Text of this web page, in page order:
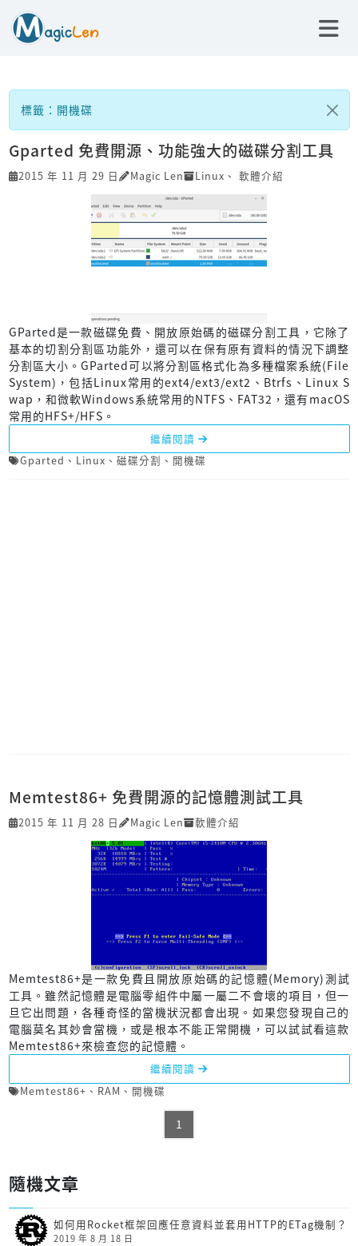
標籤：開機碟
Gparted 免費開源、功能強大的磁碟分割工具
2015 年 11 月 29 日 Magic Len Linux 、 軟體介紹
GParted是一款磁碟免費、開放原始碼的磁碟分割工具，它除了
基本的切割分割區功能外，還可以在保有原有資料的情況下調整
分割區大小。GParted可以將分割區格式化為多種檔案系統(File
System)，包括Linux常用的ext4/ext3/ext2、Btrfs、Linux S
wap，和微軟Windows系統常用的NTFS、FAT32，還有macOS
常用的HFS+/HFS。
繼續閱讀
Gparted 、 Linux 、 磁碟分割 、 開機碟
Memtest86+ 免費開源的記憶體測試工具
2015 年 11 月 28 日 Magic Len 軟體介紹
Memtest86+是一款免費且開放原始碼的記憶體(Memory)測試
工具。雖然記憶體是電腦零組件中屬一屬二不會壞的項目，但一
旦它出問題，各種奇怪的當機狀況都會出現。如果您發現自己的
電腦莫名其妙會當機，或是根本不能正常開機，可以試試看這款
Memtest86+來檢查您的記憶體。
繼續閱讀
Memtest86+ 、 RAM 、 開機碟
1
隨機文章
如何用Rocket框架回應任意資料並套用HTTP的ETag機制？
2019 年 8 月 18 日